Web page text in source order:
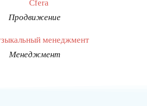
Продвижение
Менеджмент